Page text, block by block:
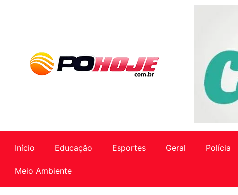
Início Educação Esportes Geral Polícia
Meio Ambiente